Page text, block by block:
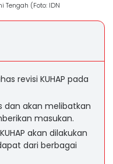
Tengah (Foto: IDN
revisi KUHAP pada
dan akan melibatkan
masukan.
akan dilakukan
dari berbagai